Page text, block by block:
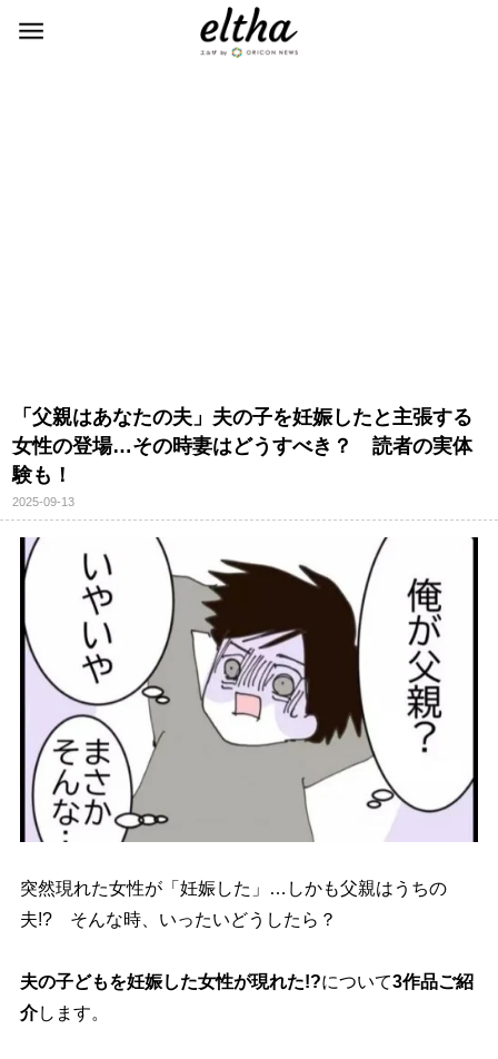
「父親はあなたの夫」夫の子を妊娠したと主張する
女性の登場…その時妻はどうすべき？ 読者の実体
験も！
2025-09-13
突然現れた女性が「妊娠した」…しかも父親はうちの
夫!? そんな時、いったいどうしたら？
夫の子どもを妊娠した女性が現れた!?について3作品ご紹
介します。